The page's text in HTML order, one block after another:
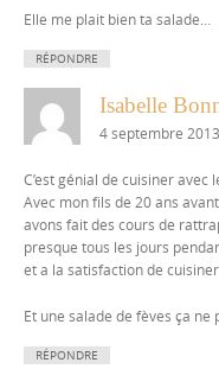
Elle me plait bien ta salade…
RÉPONDRE
Isabelle
4 septembre 2013
C’est génial de cuisiner
Avec mon fils de 20 ans
avons fait des cours de
presque tous les jours
et a la satisfaction de
Et une salade de fèves ça ne
RÉPONDRE